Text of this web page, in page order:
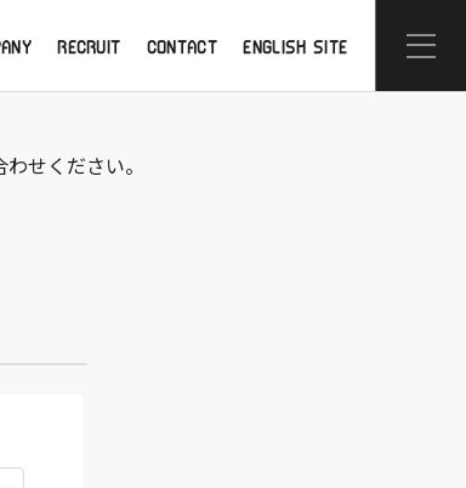
RECRUIT CONTACT ENGLISH SITE
せください。